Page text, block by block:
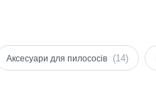
Аксесуари для пилососів (14)